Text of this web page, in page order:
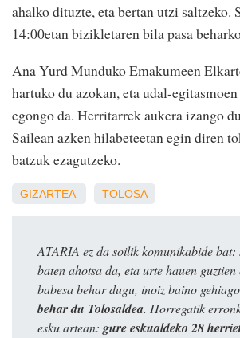
ahalko dituzte, eta bertan utzi saltzeko.
14:00etan bizikletaren bila pasa
Ana Yurd Munduko Emakumeen
hartuko du azokan, eta udal-
egongo da. Herritarrek aukera izango
Sailean azken hilabeteetan egin diren
batzuk ezagutzeko.
GIZARTEA TOLOSA
ATARIA ez da soilik komunikabide bat:
baten ahotsa da, eta urte hauen
babesa behar dugu, inoiz baino
behar du Tolosaldea. Horregatik
esku artean: gure eskualdeko 28